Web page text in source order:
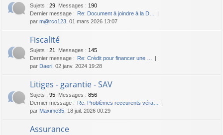
Sujets : 29 Messages : 190
Dernier message : Re: Document à joindre à la D…
par m@rco123 , 01 mars 2026 13:07
Fiscalité
Sujets : 21 Messages : 145
Dernier message : Re: Crédit pour financer une …
par Daeri , 02 janv. 2024 19:28
Litiges - garantie - SAV
Sujets : 95 Messages : 856
Dernier message : Re: Problèmes reccurents véra…
par Maxime35 , 18 juil. 2026 00:29
Assurance